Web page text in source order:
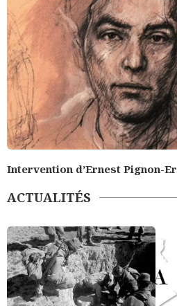
Intervention d’Ernest Pignon-
ACTUALITÉS